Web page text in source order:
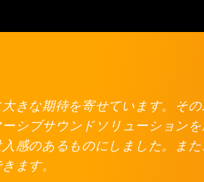
きな期待を寄せています。そ
シブサウンドソリューションを
感のあるものにしました。ま
ます。